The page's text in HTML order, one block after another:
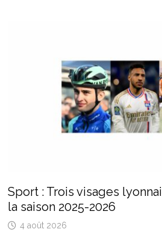
Sport : Trois visages
la saison 2025-2026
4 août 2026